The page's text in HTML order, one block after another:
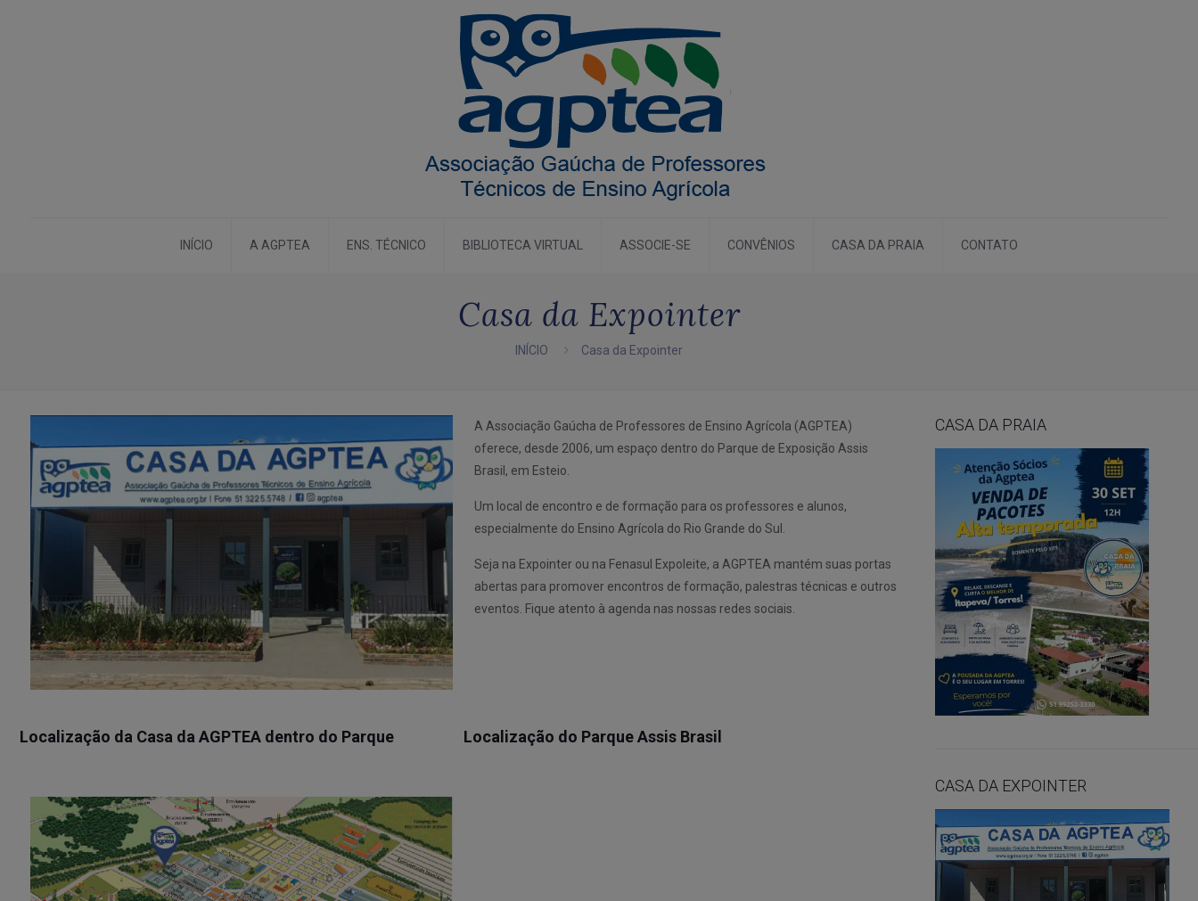
INÍCIO A AGPTEA ENS. TÉCNICO BIBLIOTECA VIRTUAL ASSOCIE-SE CONVÊNIOS CASA DA PRAIA CONTATO
Casa da Expointer
INÍCIO Casa da Expointer
A Associação Gaúcha de Professores de Ensino Agrícola (AGPTEA)
oferece, desde 2006, um espaço dentro do Parque de Exposição Assis
Brasil, em Esteio.
Um local de encontro e de formação para os professores e alunos,
especialmente do Ensino Agrícola do Rio Grande do Sul.
Seja na Expointer ou na Fenasul Expoleite, a AGPTEA mantém suas portas
abertas para promover encontros de formação, palestras técnicas e outros
eventos. Fique atento à agenda nas nossas redes sociais.
Localização da Casa da AGPTEA dentro do Parque Localização do Parque Assis Brasil
CASA DA PRAIA
CASA DA EXPOINTER